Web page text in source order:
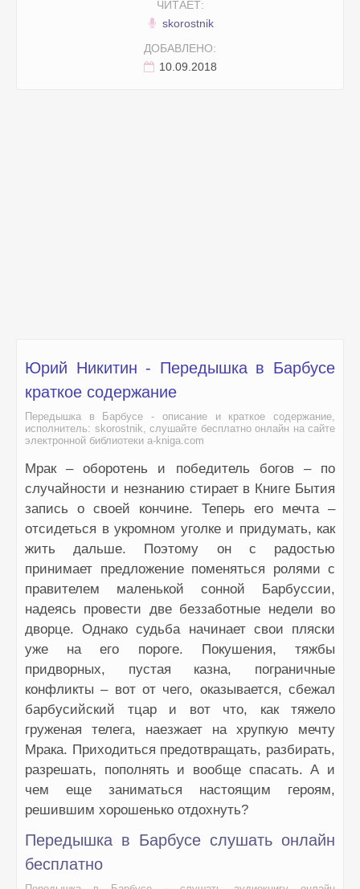
ЧИТАЕТ:
skorostnik
ДОБАВЛЕНО:
10.09.2018
Юрий Никитин - Передышка в Барбусе
краткое содержание
Передышка в Барбусе - описание и краткое содержание,
исполнитель: skorostnik, слушайте бесплатно онлайн на сайте
электронной библиотеки a-kniga.com
Мрак – оборотень и победитель богов – по
случайности и незнанию стирает в Книге Бытия
запись о своей кончине. Теперь его мечта –
отсидеться в укромном уголке и придумать, как
жить дальше. Поэтому он с радостью
принимает предложение поменяться ролями с
правителем маленькой сонной Барбуссии,
надеясь провести две беззаботные недели во
дворце. Однако судьба начинает свои пляски
уже на его пороге. Покушения, тяжбы
придворных, пустая казна, пограничные
конфликты – вот от чего, оказывается, сбежал
барбусийский тцар и вот что, как тяжело
груженая телега, наезжает на хрупкую мечту
Мрака. Приходиться предотвращать, разбирать,
разрешать, пополнять и вообще спасать. А и
чем еще заниматься настоящим героям,
решившим хорошенько отдохнуть?
Передышка в Барбусе слушать онлайн
бесплатно